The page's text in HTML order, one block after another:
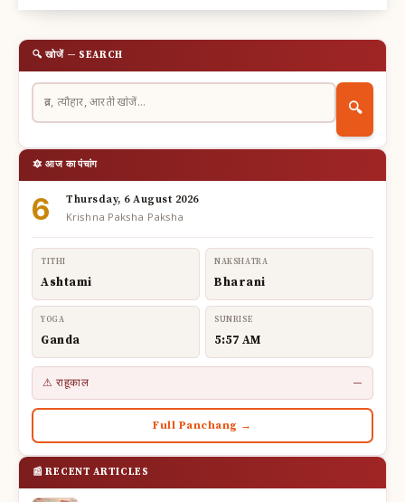
🔍 खोजें — SEARCH
🔍
🔯 आज का पंचांग
6 Thursday, 6 August 2026
Krishna Paksha Paksha
TITHI
Ashtami
NAKSHATRA
Bharani
YOGA
Ganda
SUNRISE
5:57 AM
⚠ राहूकाल —
Full Panchang →
📰 RECENT ARTICLES